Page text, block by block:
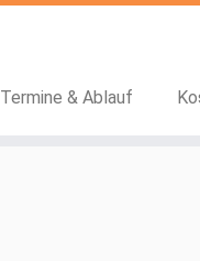
Termine & Ablauf